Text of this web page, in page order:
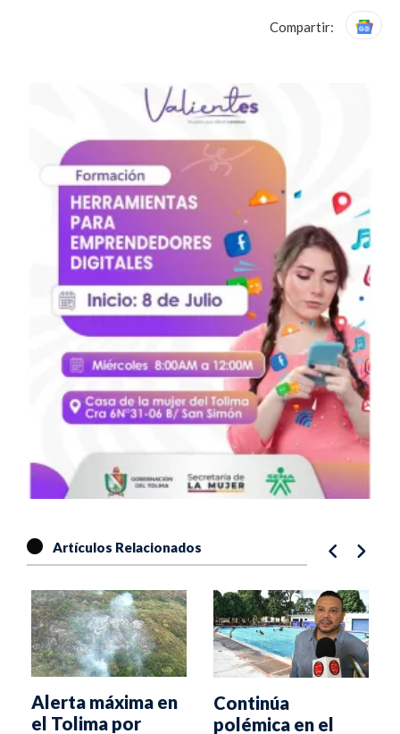
Compartir:
Artículos Relacionados
Alerta máxima en
el Tolima por
Continúa
polémica en el